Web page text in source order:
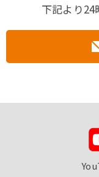
下記より